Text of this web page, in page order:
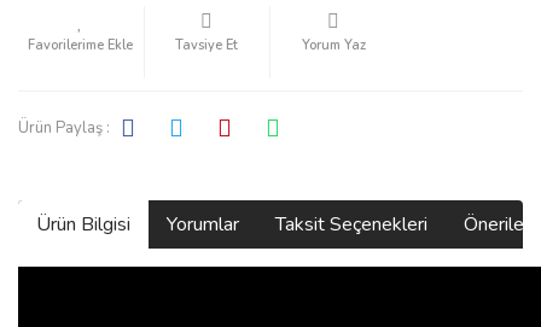
Tavsiye Et Yorum Yaz
Ürün Paylaş :
Ürün Bilgisi Yorumlar Taksit Seçenekleri